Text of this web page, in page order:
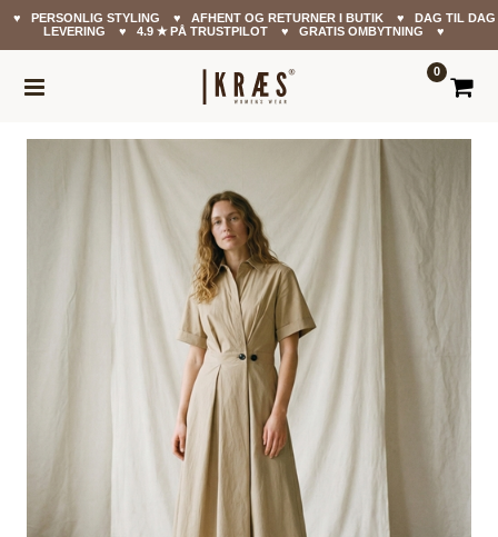
♥ PERSONLIG STYLING ♥ AFHENT OG RETURNER I BUTIK ♥ DAG TIL DAG
LEVERING ♥ 4.9 ✭ PÅ TRUSTPILOT ♥ GRATIS OMBYTNING ♥
0